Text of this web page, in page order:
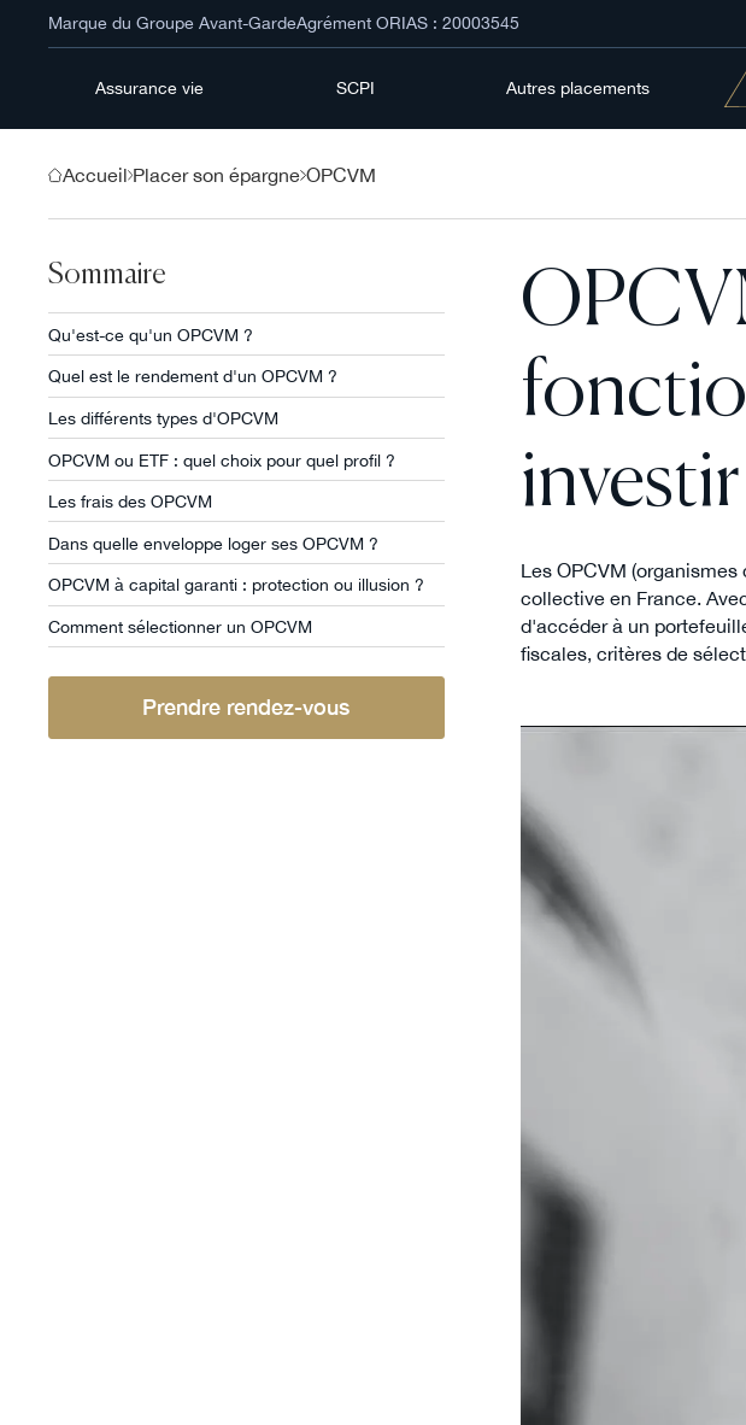
Marque du Groupe Avant-GardeAgrément ORIAS : 20003545
Assurance vie SCPI Autres placements
Accueil Placer son épargne OPCVM
investir
Les OPCVM
collective en France.
d'accéder à un
fiscales, critères de
Sommaire
Qu'est-ce qu'un OPCVM ?
Quel est le rendement d'un OPCVM ?
Les différents types d'OPCVM
OPCVM ou ETF : quel choix pour quel profil ?
Les frais des OPCVM
Dans quelle enveloppe loger ses OPCVM ?
OPCVM à capital garanti : protection ou illusion ?
Comment sélectionner un OPCVM
Prendre rendez-vous